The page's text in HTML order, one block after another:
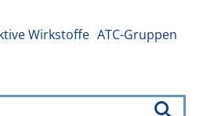
Wirkstoffe ATC-Gruppen